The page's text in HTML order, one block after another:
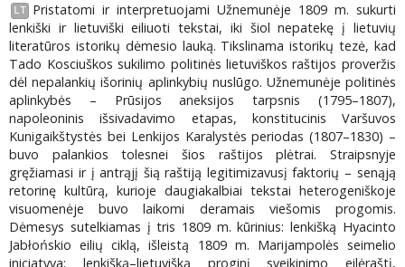
LT
Pristatomi ir interpretuojami Užnemunėje 1809 m. sukurti
lenkiški ir lietuviški eiliuoti tekstai, iki šiol nepatekę į lietuvių
literatūros istorikų dėmesio lauką. Tikslinama istorikų tezė, kad
Tado Kosciuškos sukilimo politinės lietuviškos raštijos proveržis
dėl nepalankių išorinių aplinkybių nuslūgo. Užnemunėje politinės
aplinkybės – Prūsijos aneksijos tarpsnis (1795–1807),
napoleoninis išsivadavimo etapas, konstitucinis Varšuvos
Kunigaikštystės bei Lenkijos Karalystės periodas (1807–1830) –
buvo palankios tolesnei šios raštijos plėtrai. Straipsnyje
gręžiamasi ir į antrąjį šią raštiją legitimizavusį faktorių – senąją
retorinę kultūrą, kurioje daugiakalbiai tekstai heterogeniškoje
visuomenėje buvo laikomi deramais viešomis progomis.
Dėmesys sutelkiamas į tris 1809 m. kūrinius: lenkišką Hyacinto
Jabłońskio eilių ciklą, išleistą 1809 m. Marijampolės seimelio
iniciatyva; lenkišką–lietuvišką proginį sveikinimo eilėraštį,